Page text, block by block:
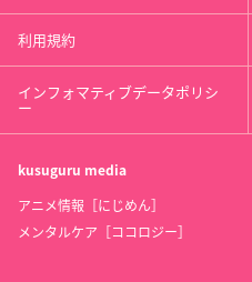
利用規約
インフォマティブデータポリシ
ー
kusuguru media
アニメ情報［にじめん］
メンタルケア［ココロジー］